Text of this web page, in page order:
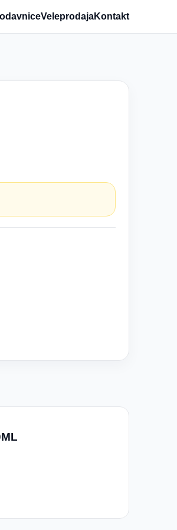
VeleprodajaKontakt